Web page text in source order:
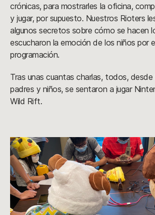
crónicas, para mostrarles la oficina,
y jugar, por supuesto. Nuestros Rioters
algunos secretos sobre cómo se hacen
escucharon la emoción de los niños por
programación.
Tras unas cuantas charlas, todos,
padres y niños, se sentaron a jugar
Wild Rift.